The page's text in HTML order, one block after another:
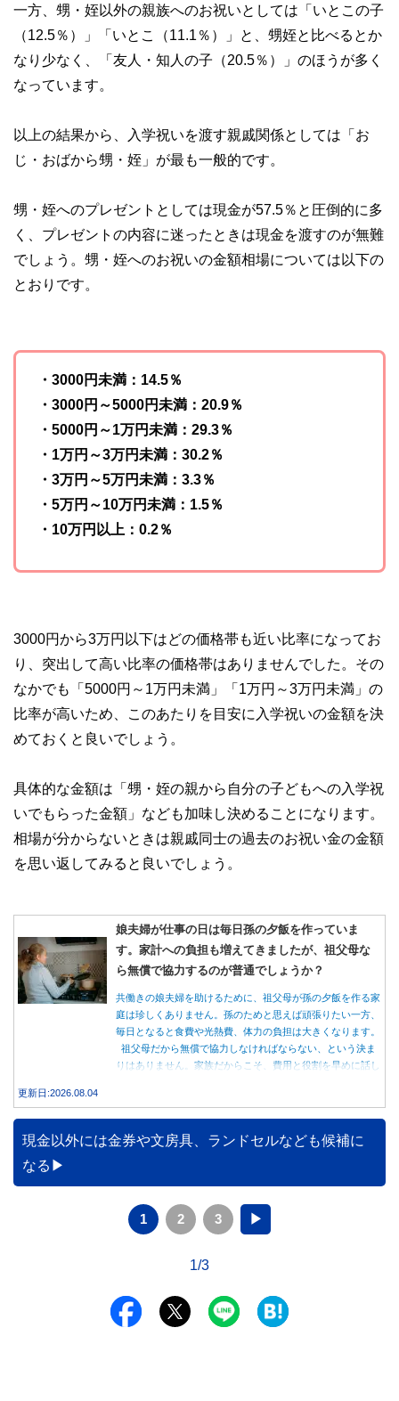
一方、甥・姪以外の親族へのお祝いとしては「いとこの子
（12.5％）」「いとこ（11.1％）」と、甥姪と比べるとか
なり少なく、「友人・知人の子（20.5％）」のほうが多く
なっています。
以上の結果から、入学祝いを渡す親戚関係としては「お
じ・おばから甥・姪」が最も一般的です。
甥・姪へのプレゼントとしては現金が57.5％と圧倒的に多
く、プレゼントの内容に迷ったときは現金を渡すのが無難
でしょう。甥・姪へのお祝いの金額相場については以下の
とおりです。
・3000円未満：14.5％
・3000円～5000円未満：20.9％
・5000円～1万円未満：29.3％
・1万円～3万円未満：30.2％
・3万円～5万円未満：3.3％
・5万円～10万円未満：1.5％
・10万円以上：0.2％
3000円から3万円以下はどの価格帯も近い比率になってお
り、突出して高い比率の価格帯はありませんでした。その
なかでも「5000円～1万円未満」「1万円～3万円未満」の
比率が高いため、このあたりを目安に入学祝いの金額を決
めておくと良いでしょう。
具体的な金額は「甥・姪の親から自分の子どもへの入学祝
いでもらった金額」なども加味し決めることになります。
相場が分からないときは親戚同士の過去のお祝い金の金額
を思い返してみると良いでしょう。
娘夫婦が仕事の日は毎日孫の夕飯を作っていま
す。家計への負担も増えてきましたが、祖父母な
ら無償で協力するのが普通でしょうか？
共働きの娘夫婦を助けるために、祖父母が孫の夕飯を作る家
庭は珍しくありません。孫のためと思えば頑張りたい一方、
毎日となると食費や光熱費、体力の負担は大きくなります。
祖父母だから無償で協力しなければならない、という決ま
りはありません。家族だからこそ、費用と役割を早めに話し
更新日:2026.08.04
現金以外には金券や文房具、ランドセルなども候補に
なる
1 2 3 ▶
1/3